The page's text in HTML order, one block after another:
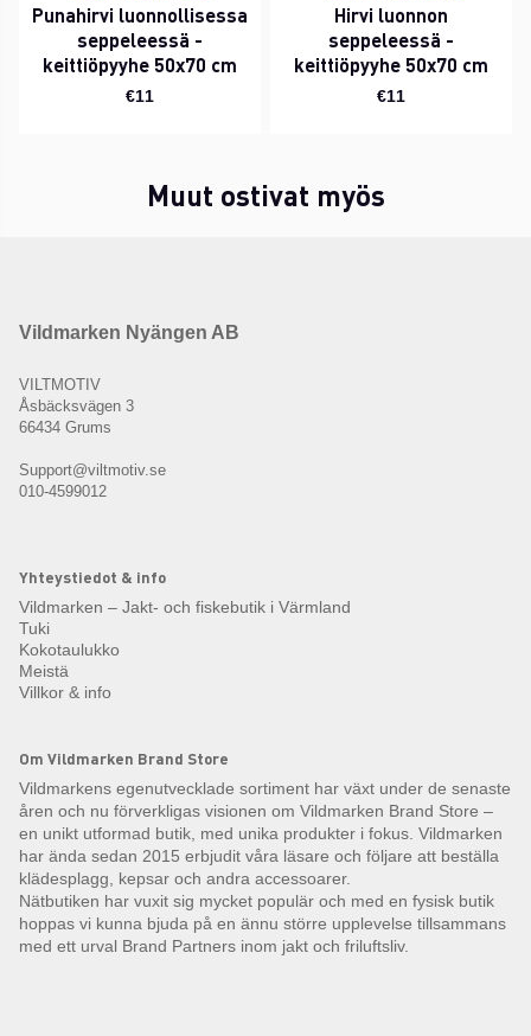
Punahirvi luonnollisessa
seppeleessä -
keittiöpyyhe 50x70 cm
€11
Hirvi luonnon
seppeleessä -
keittiöpyyhe 50x70 cm
€11
Muut ostivat myös
Vildmarken Nyängen AB
VILTMOTIV
Åsbäcksvägen 3
66434 Grums
Support@viltmotiv.se
010-4599012
Yhteystiedot & info
Vildmarken – Jakt- och fiskebutik i Värmland
Tuki
Kokotaulukko
Meistä
Villkor & info
Om Vildmarken Brand Store
Vildmarkens egenutvecklade sortiment har växt under de senaste
åren och nu förverkligas visionen om Vildmarken Brand Store –
en unikt utformad butik, med unika produkter i fokus. Vildmarken
har ända sedan 2015 erbjudit våra läsare och följare att beställa
klädesplagg, kepsar och andra accessoarer.
Nätbutiken har vuxit sig mycket populär och med en fysisk butik
hoppas vi kunna bjuda på en ännu större upplevelse tillsammans
med ett urval Brand Partners inom jakt och friluftsliv.